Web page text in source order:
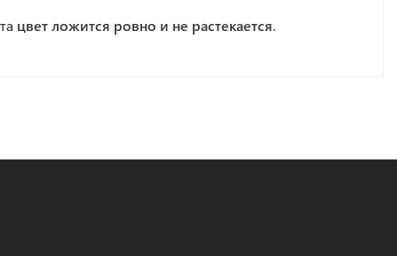
цвет ложится ровно и не растекается.